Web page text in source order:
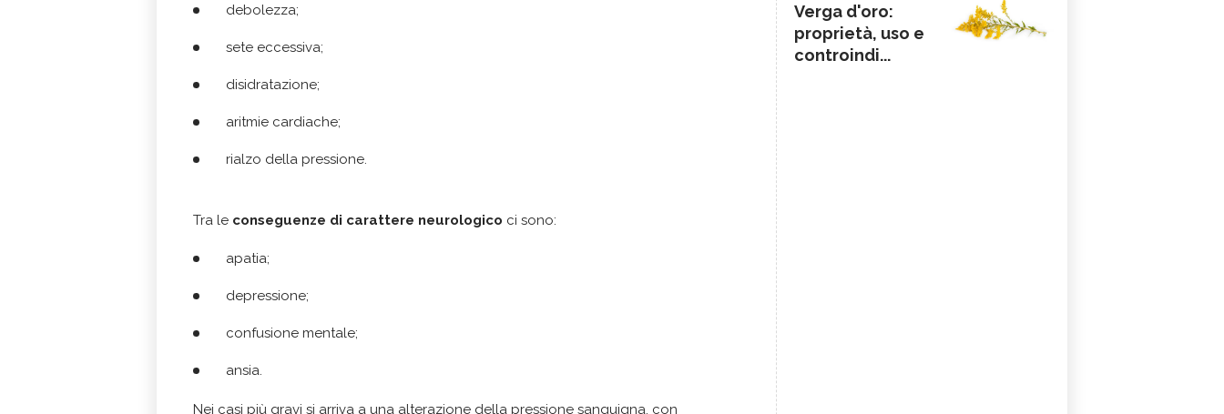
debolezza;
sete eccessiva;
disidratazione;
aritmie cardiache;
rialzo della pressione.
Tra le conseguenze di carattere neurologico ci sono:
apatia;
depressione;
confusione mentale;
ansia.
Nei casi più gravi si arriva a una alterazione della pressione sanguigna, con
Verga d'oro:
proprietà, uso e
controindi...